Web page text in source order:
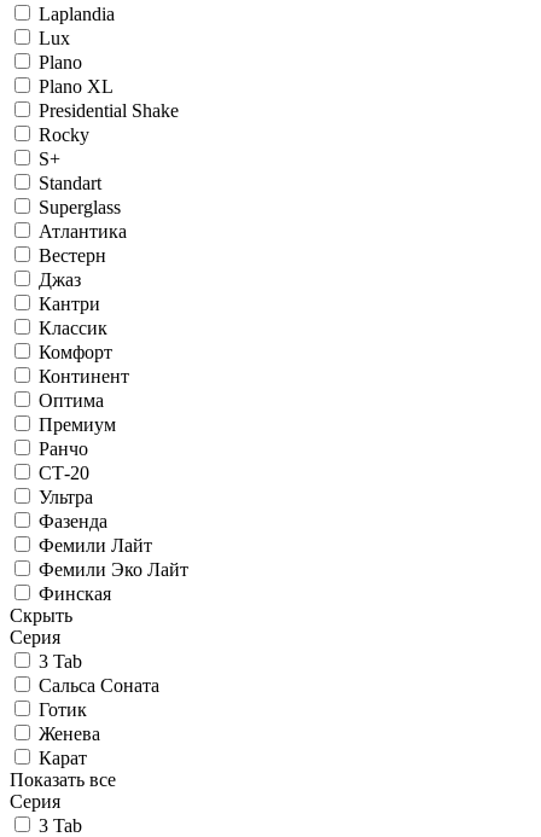
Laplandia
Lux
Plano
Plano XL
Presidential Shake
Rocky
S+
Standart
Superglass
Атлантика
Вестерн
Джаз
Кантри
Классик
Комфорт
Континент
Оптима
Премиум
Ранчо
СТ-20
Ультра
Фазенда
Фемили Лайт
Фемили Эко Лайт
Финская
Скрыть
Серия
3 Tab
Сальса Соната
Готик
Женева
Карат
Показать все
Серия
3 Tab